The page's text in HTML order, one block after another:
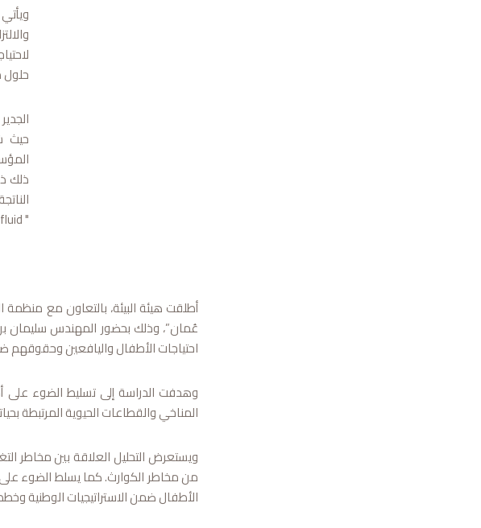
حيث
ذلك
" class="img-fluid" />
أطلقت هيئة البيئة، بالتعاون مع
عُمان”، وذلك بحضور المهندس سليمان بن
احتياجات الأطفال واليافعين وحقوقهم
وهدفت الدراسة إلى تسليط الضوء على
المناخي والقطاعات الحيوية المرتبطة
ويستعرض التحليل العلاقة بين مخاطر
من مخاطر الكوارث. كما يسلط الضوء على
الأطفال ضمن الاستراتيجيات الوطنية